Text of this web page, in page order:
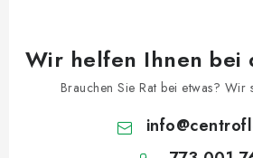
Wir helfen Ihnen bei
Brauchen Sie Rat bei etwas?
info@